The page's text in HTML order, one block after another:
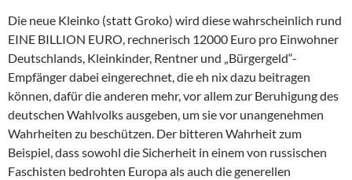
Die neue Kleinko (statt Groko) wird diese wahrscheinlich rund
EINE BILLION EURO, rechnerisch 12000 Euro pro Einwohner
Deutschlands, Kleinkinder, Rentner und „Bürgergeld“-
Empfänger dabei eingerechnet, die eh nix dazu beitragen
können, dafür die anderen mehr, vor allem zur Beruhigung des
deutschen Wahlvolks ausgeben, um sie vor unangenehmen
Wahrheiten zu beschützen. Der bitteren Wahrheit zum
Beispiel, dass sowohl die Sicherheit in einem von russischen
Faschisten bedrohten Europa als auch die generellen